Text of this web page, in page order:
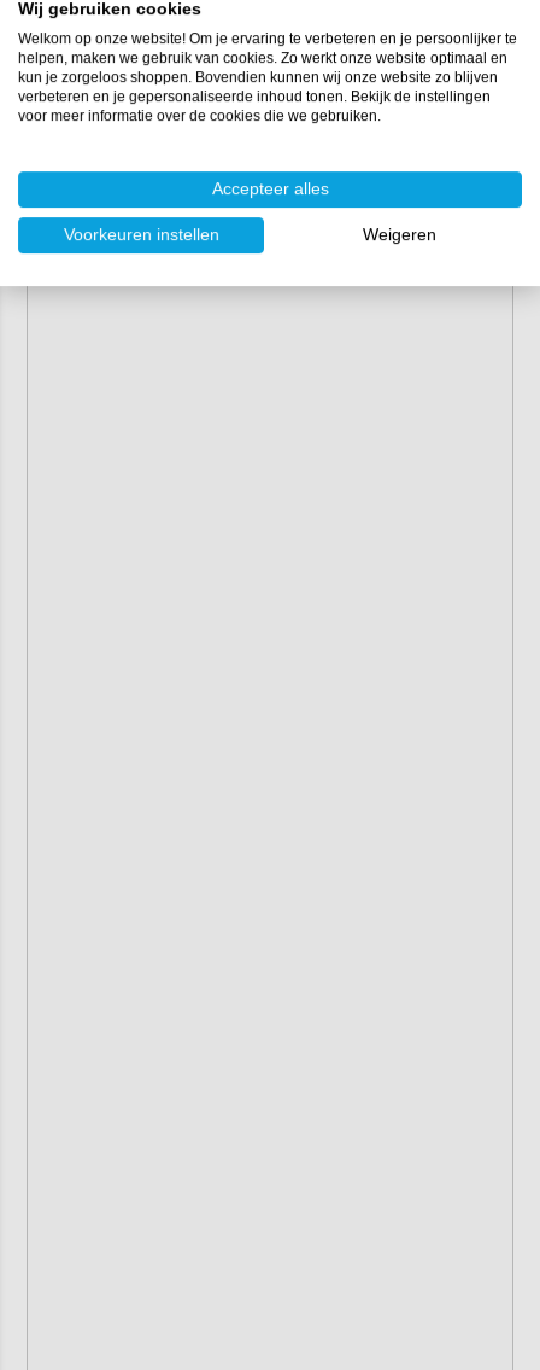
Wij gebruiken cookies
Welkom op onze website! Om je ervaring te verbeteren en je persoonlijker te
helpen, maken we gebruik van cookies. Zo werkt onze website optimaal en
kun je zorgeloos shoppen. Bovendien kunnen wij onze website zo blijven
verbeteren en je gepersonaliseerde inhoud tonen. Bekijk de instellingen
voor meer informatie over de cookies die we gebruiken.
Accepteer alles
Voorkeuren instellen Weigeren